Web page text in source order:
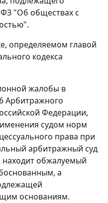
ФЗ "Об обществах с
определяемом главой
кодекса
жалобы в
Арбитражного
Федерации,
судом норм
права при
арбитражный суд
находит обжалуемый
а
основаниям.